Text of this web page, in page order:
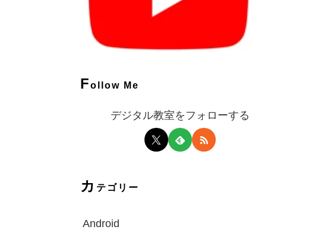
Follow Me
デジタル教室をフォローする
カ テゴリー
Android